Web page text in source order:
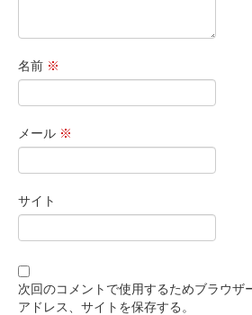
名前 ※
メール ※
サイト
次回のコメントで使用するためブラウザ
アドレス、サイトを保存する。